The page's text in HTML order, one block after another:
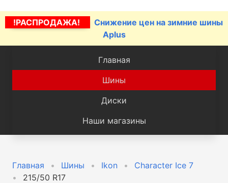
!РАСПРОДАЖА!
Снижение цен на зимние шины
Aplus
Главная
Шины
Диски
Наши магазины
Главная Шины Ikon
Character Ice 7
215/50 R17